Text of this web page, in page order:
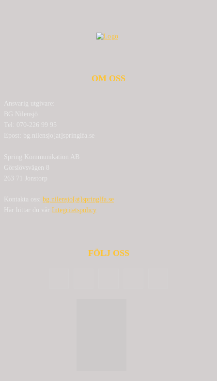
OM OSS
Ansvarig utgivare:
BG Nilensjö
Tel: 070-226 99 95
Epost: bg.nilensjo[at]springlfa.se
Spring Kommunikation AB
Görslövsvägen 8
263 71 Jonstorp
Kontakta oss: bg.nilensjo[at]springlfa.se
Här hittar du vår Integritetspolicy
FÖLJ OSS